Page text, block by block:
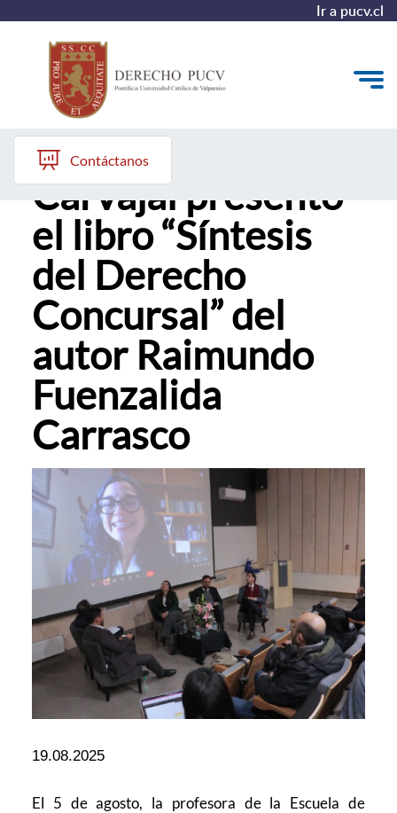
Ir a pucv.cl
Quiénes somos
Estudiantes y Admisión
Postgrados y Formación Continua
Investigación y Biblioteca
Vinculación con el Medio y Alumni
Contáctanos
Profesora Lorena
Carvajal presentó
el libro “Síntesis
del Derecho
Concursal” del
autor Raimundo
Fuenzalida
Carrasco
19.08.2025
El 5 de agosto, la profesora de la Escuela de